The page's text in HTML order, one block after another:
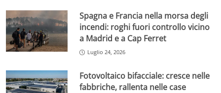
Spagna e Francia nella morsa degli
incendi: roghi fuori controllo vicino
a Madrid e a Cap Ferret
Luglio 24, 2026
Fotovoltaico bifacciale: cresce nelle
fabbriche, rallenta nelle case